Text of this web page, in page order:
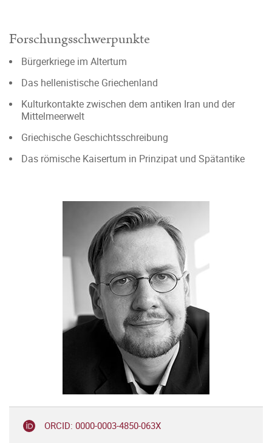
Forschungsschwerpunkte
Bürgerkriege im Altertum
Das hellenistische Griechenland
Kulturkontakte zwischen dem antiken Iran und der
Mittelmeerwelt
Griechische Geschichtsschreibung
Das römische Kaisertum in Prinzipat und Spätantike
ORCID: 0000-0003-4850-063X